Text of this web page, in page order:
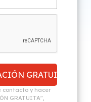
contacto y hacer
GRATUITA",